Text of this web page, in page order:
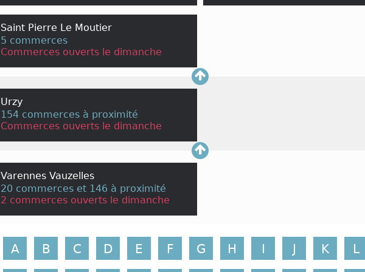
Saint Pierre Le Moutier
5 commerces
Commerces ouverts le dimanche
Urzy
154 commerces à proximité
Commerces ouverts le dimanche
Varennes Vauzelles
20 commerces et 146 à proximité
2 commerces ouverts le dimanche
A B C D E F G H I J K L